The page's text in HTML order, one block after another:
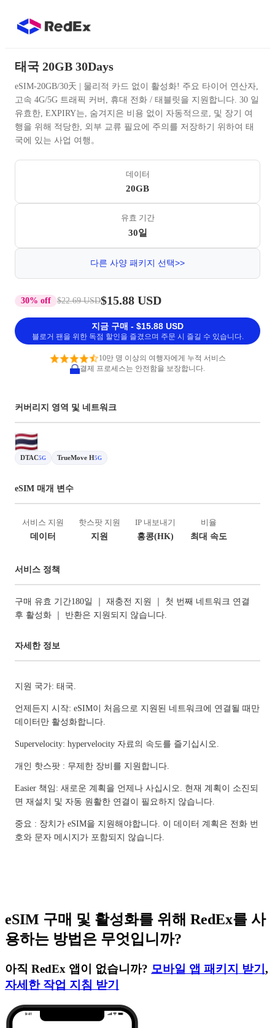
태국 20GB 30Days
eSIM-20GB/30天 | 물리적 카드 없이 활성화! 주요 타이어 연산자,
고속 4G/5G 트래픽 커버, 휴대 전화 / 태블릿을 지원합니다. 30 일
유효한, EXPIRY는, 숨겨지은 비용 없이 자동적으로, 및 장기 여
행을 위해 적당한, 외부 교류 필요에 주의를 저장하기 위하여 태
국에 있는 사업 여행。
데이터
20GB
유효 기간
30일
다른 사양 패키지 선택>>
30% off $22.69 USD$15.88 USD
지금 구매 - $15.88 USD
블로거 팬을 위한 독점 할인을 즐겼으며 주문 시 즐길 수 있습니다.
10만 명 이상의 여행자에게 누적 서비스
결제 프로세스는 안전함을 보장합니다.
커버리지 영역 및 네트워크
DTAC5G TrueMove H5G
eSIM 매개 변수
서비스 지원
데이터
핫스팟 지원
지원
IP 내보내기
홍콩(HK)
비율
최대 속도
서비스 정책
구매 유효 기간180일 ｜ 재충전 지원 ｜ 첫 번째 네트워크 연결
후 활성화 ｜ 반환은 지원되지 않습니다.
자세한 정보
지원 국가: 태국.
언제든지 시작: eSIM이 처음으로 지원된 네트워크에 연결될 때만
데이터만 활성화합니다.
Supervelocity: hypervelocity 자료의 속도를 즐기십시오.
개인 핫스팟 : 무제한 장비를 지원합니다.
Easier 책임: 새로운 계획을 언제나 사십시오. 현재 계획이 소진되
면 재설치 및 자동 원활한 연결이 필요하지 않습니다.
중요 : 장치가 eSIM을 지원해야합니다. 이 데이터 계획은 전화 번
호와 문자 메시지가 포함되지 않습니다.
eSIM 구매 및 활성화를 위해 RedEx를 사
용하는 방법은 무엇입니까?
아직 RedEx 앱이 없습니까? 모바일 앱 패키지 받기 ,
자세한 작업 지침 받기